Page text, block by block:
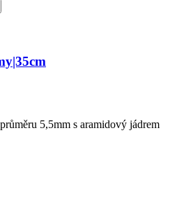
5,5mm s aramidový jádrem